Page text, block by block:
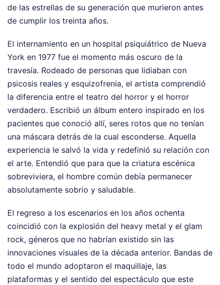
de las estrellas de su generación que murieron antes
de cumplir los treinta años.
El internamiento en un hospital psiquiátrico de Nueva
York en 1977 fue el momento más oscuro de la
travesía. Rodeado de personas que lidiaban con
psicosis reales y esquizofrenia, el artista comprendió
la diferencia entre el teatro del horror y el horror
verdadero. Escribió un álbum entero inspirado en los
pacientes que conoció allí, seres rotos que no tenían
una máscara detrás de la cual esconderse. Aquella
experiencia le salvó la vida y redefinió su relación con
el arte. Entendió que para que la criatura escénica
sobreviviera, el hombre común debía permanecer
absolutamente sobrio y saludable.
El regreso a los escenarios en los años ochenta
coincidió con la explosión del heavy metal y el glam
rock, géneros que no habrían existido sin las
innovaciones visuales de la década anterior. Bandas de
todo el mundo adoptaron el maquillaje, las
plataformas y el sentido del espectáculo que este